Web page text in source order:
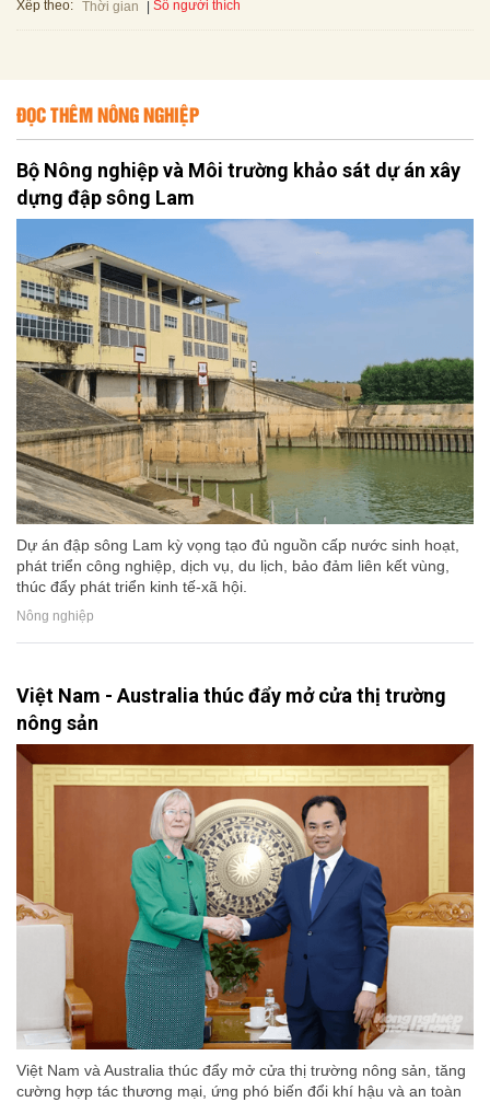
Xếp theo: Thời gian Số người thích
ĐỌC THÊM NÔNG NGHIỆP
Bộ Nông nghiệp và Môi trường khảo sát dự án xây
dựng đập sông Lam
Dự án đập sông Lam kỳ vọng tạo đủ nguồn cấp nước sinh hoạt,
phát triển công nghiệp, dịch vụ, du lịch, bảo đảm liên kết vùng,
thúc đẩy phát triển kinh tế-xã hội.
Nông nghiệp
Việt Nam - Australia thúc đẩy mở cửa thị trường
nông sản
Việt Nam và Australia thúc đẩy mở cửa thị trường nông sản, tăng
cường hợp tác thương mại, ứng phó biến đổi khí hậu và an toàn